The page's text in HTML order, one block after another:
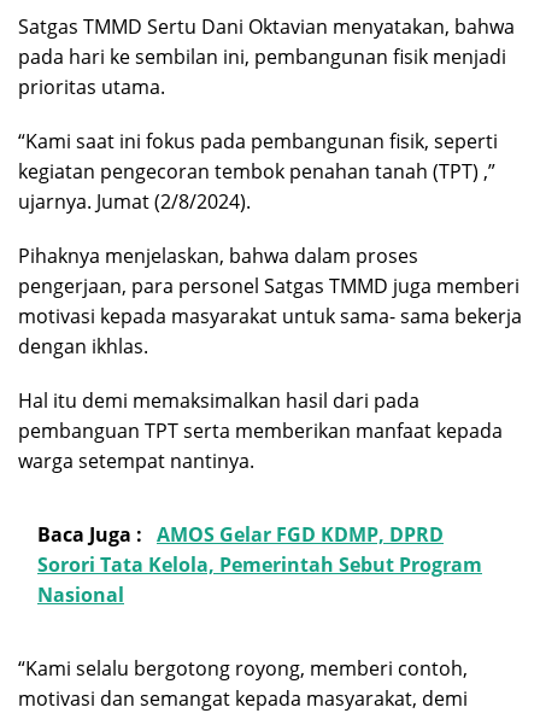
Satgas TMMD Sertu Dani Oktavian menyatakan, bahwa
pada hari ke sembilan ini, pembangunan fisik menjadi
prioritas utama.
“Kami saat ini fokus pada pembangunan fisik, seperti
kegiatan pengecoran tembok penahan tanah (TPT) ,”
ujarnya. Jumat (2/8/2024).
Pihaknya menjelaskan, bahwa dalam proses
pengerjaan, para personel Satgas TMMD juga memberi
motivasi kepada masyarakat untuk sama- sama bekerja
dengan ikhlas.
Hal itu demi memaksimalkan hasil dari pada
pembanguan TPT serta memberikan manfaat kepada
warga setempat nantinya.
Baca Juga : AMOS Gelar FGD KDMP, DPRD
Sorori Tata Kelola, Pemerintah Sebut Program
Nasional
“Kami selalu bergotong royong, memberi contoh,
motivasi dan semangat kepada masyarakat, demi